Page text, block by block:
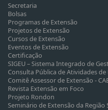
Secretaria
Bolsas
Programas de Extensão
Projetos de Extensão
Cursos de Extensão
Eventos de Extensão
Certificação
SIGEU – Sistema Integrado de
Consulta Pública de Atividades de
Comitê Assessor de Extensão -
Revista Extensão em Foco
Projeto Rondon
Seminário de Extensão da Região